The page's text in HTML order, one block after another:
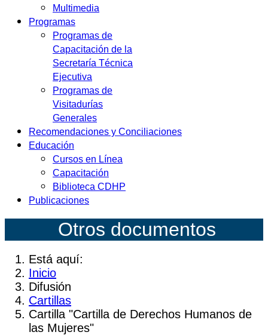
Multimedia
Programas
Programas de
Capacitación de la
Secretaría Técnica
Ejecutiva
Programas de
Visitadurías
Generales
Recomendaciones y Conciliaciones
Educación
Cursos en Línea
Capacitación
Biblioteca CDHP
Publicaciones
Otros documentos
Está aquí:
Inicio
Difusión
Cartillas
Cartilla "Cartilla de Derechos Humanos de
las Mujeres"